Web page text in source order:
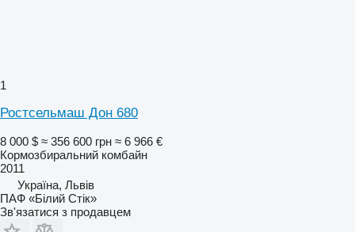
1
Ростсельмаш Дон 680
8 000 $ ≈ 356 600 грн ≈ 6 966 €
Кормозбиральний комбайн
2011
Україна, Львів
ПАФ «Білий Стік»
Зв'язатися з продавцем